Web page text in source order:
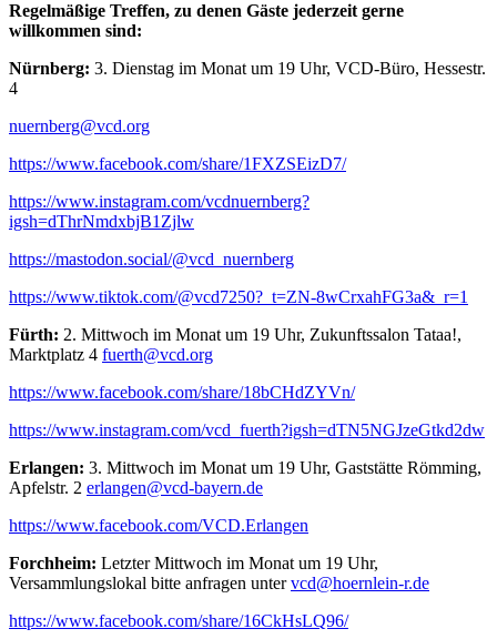
Regelmäßige Treffen, zu denen Gäste jederzeit gerne
willkommen sind:
Nürnberg: 3. Dienstag im Monat um 19 Uhr, VCD-Büro, Hessestr.
4
nuernberg@vcd.org
https://www.facebook.com/share/1FXZSEizD7/
https://www.instagram.com/vcdnuernberg?
igsh=dThrNmdxbjB1Zjlw
https://mastodon.social/@vcd_nuernberg
https://www.tiktok.com/@vcd7250?_t=ZN-8wCrxahFG3a&_r=1
Fürth: 2. Mittwoch im Monat um 19 Uhr, Zukunftssalon Tataa!,
Marktplatz 4 fuerth@vcd.org
https://www.facebook.com/share/18bCHdZYVn/
https://www.instagram.com/vcd_fuerth?igsh=dTN5NGJzeGtkd2dw
Erlangen: 3. Mittwoch im Monat um 19 Uhr, Gaststätte Römming,
Apfelstr. 2 erlangen@vcd-bayern.de
https://www.facebook.com/VCD.Erlangen
Forchheim: Letzter Mittwoch im Monat um 19 Uhr,
Versammlungslokal bitte anfragen untervcd@hoernlein-r.de
https://www.facebook.com/share/16CkHsLQ96/